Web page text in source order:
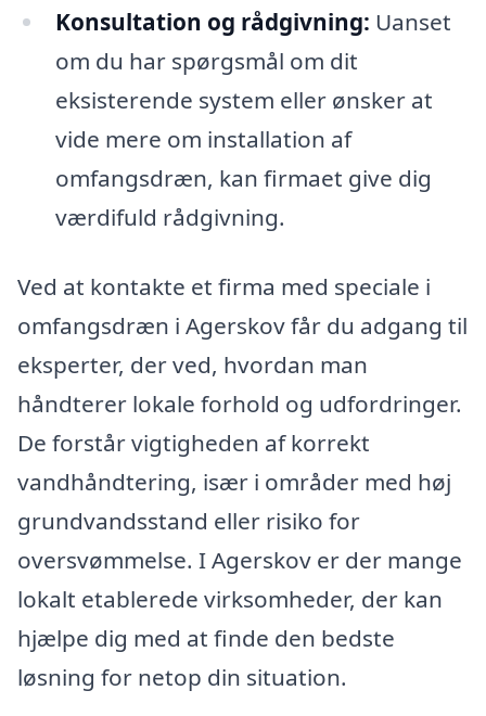
Konsultation og rådgivning: Uanset
om du har spørgsmål om dit
eksisterende system eller ønsker at
vide mere om installation af
omfangsdræn, kan firmaet give dig
værdifuld rådgivning.
Ved at kontakte et firma med speciale i
omfangsdræn i Agerskov får du adgang til
eksperter, der ved, hvordan man
håndterer lokale forhold og udfordringer.
De forstår vigtigheden af korrekt
vandhåndtering, især i områder med høj
grundvandsstand eller risiko for
oversvømmelse. I Agerskov er der mange
lokalt etablerede virksomheder, der kan
hjælpe dig med at finde den bedste
løsning for netop din situation.